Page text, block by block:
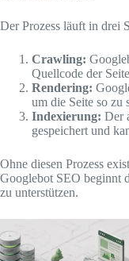
Der Prozess läuft in drei
Crawling:
Quellcode der
Rendering:
um die Seite so zu
Indexierung: Der
gespeichert und
Ohne diesen Prozess
Googlebot SEO beginnt
zu unterstützen.